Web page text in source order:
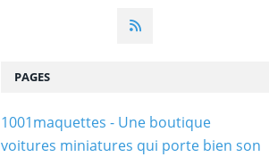
PAGES
1001maquettes - Une boutique
voitures miniatures qui porte bien son